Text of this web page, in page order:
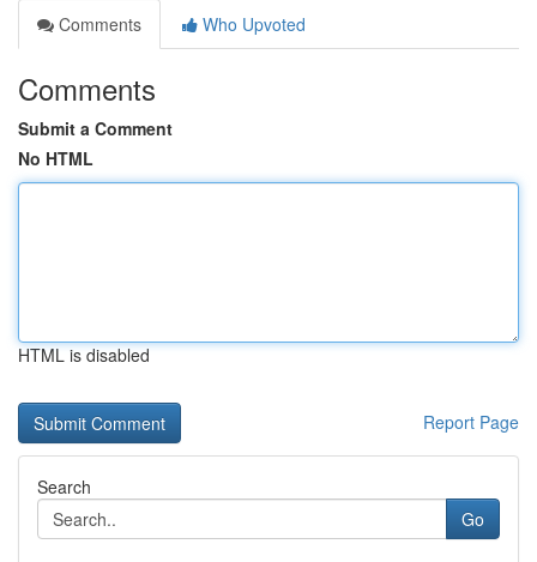
Comments
Who Upvoted
Comments
Submit a Comment
No HTML
HTML is disabled
Report Page
Search
Go